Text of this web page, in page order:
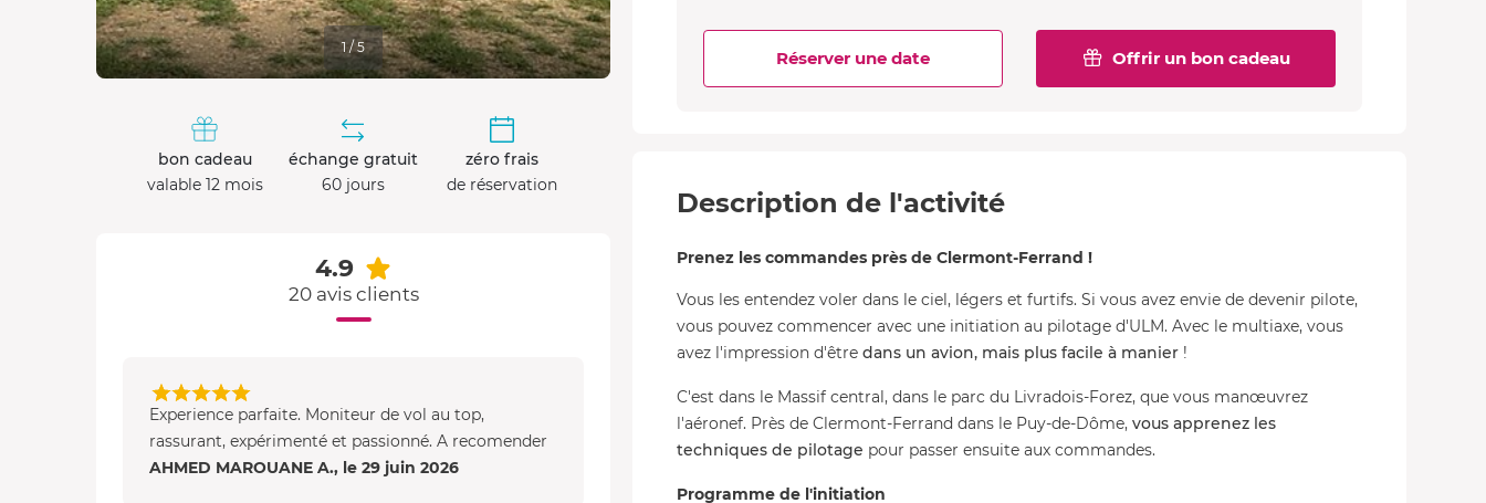
Offrir un bon cadeau
Réserver une date
Description de l'activité
Prenez les commandes près de Clermont-Ferrand !
Vous les entendez voler dans le ciel, légers et furtifs. Si vous avez envie de devenir pilote,
vous pouvez commencer avec une initiation au pilotage d'ULM. Avec le multiaxe, vous
avez l'impression d'être dans un avion, mais plus facile à manier !
C'est dans le Massif central, dans le parc du Livradois-Forez, que vous manœuvrez
l'aéronef. Près de Clermont-Ferrand dans le Puy-de-Dôme, vous apprenez les
techniques de pilotage pour passer ensuite aux commandes.
Programme de l'initiation
1 / 5
bon cadeau
valable 12 mois
échange gratuit
60 jours
zéro frais
de réservation
4.9
20 avis clients
Experience parfaite. Moniteur de vol au top,
rassurant, expérimenté et passionné. A recomender
AHMED MAROUANE A., le 29 juin 2026